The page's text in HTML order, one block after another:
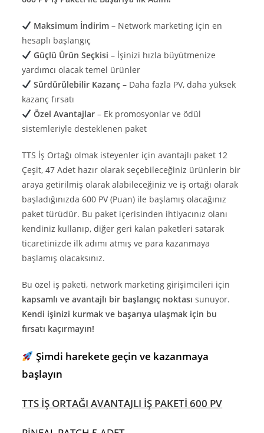
Maksimum İndirim – Network marketing için en
hesaplı başlangıç
Güçlü Ürün Seçkisi – İşinizi hızla büyütmenize
yardımcı olacak temel ürünler
Sürdürülebilir Kazanç – Daha fazla PV, daha yüksek
kazanç fırsatı
Özel Avantajlar – Ek promosyonlar ve ödül
sistemleriyle desteklenen paket
TTS İş Ortağı olmak isteyenler için avantajlı paket 12
Çeşit, 47 Adet hazır olarak seçebileceğiniz ürünlerin bir
araya getirilmiş olarak alabileceğiniz ve iş ortağı olarak
başladığınızda 600 PV (Puan) ile başlamış olacağınız
paket türüdür. Bu paket içerisinden ihtiyacınız olanı
kendiniz kullanıp, diğer geri kalan paketleri satarak
ticaretinizde ilk adımı atmış ve para kazanmaya
başlamış olacaksınız.
Bu özel iş paketi, network marketing girişimcileri için
kapsamlı ve avantajlı bir başlangıç noktası sunuyor.
Kendi işinizi kurmak ve başarıya ulaşmak için bu
fırsatı kaçırmayın!
Şimdi harekete geçin ve kazanmaya
başlayın
TTS İŞ ORTAĞI AVANTAJLI İŞ PAKETİ 600 PV